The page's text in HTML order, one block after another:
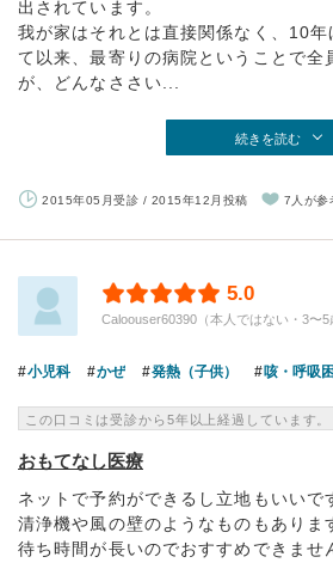
出されています。
我が家はそれとは直接関係なく、10年
て以来、最寄りの病院ということで全
が、どんなささい...
続きを読む
2015年05月受診 / 2015年12月投稿 7人が参
5.0
Caloouser60390（本人ではない・3〜5
小児科 かぜ 発熱（子供） 咳・呼吸
この口コミは受診から5年以上経過しています。
おもてなし医療
ネットで予約ができるし立地もいいで
清浄機や風の壁のようなものもありま
待ち時間が長いのでおすすめできませ